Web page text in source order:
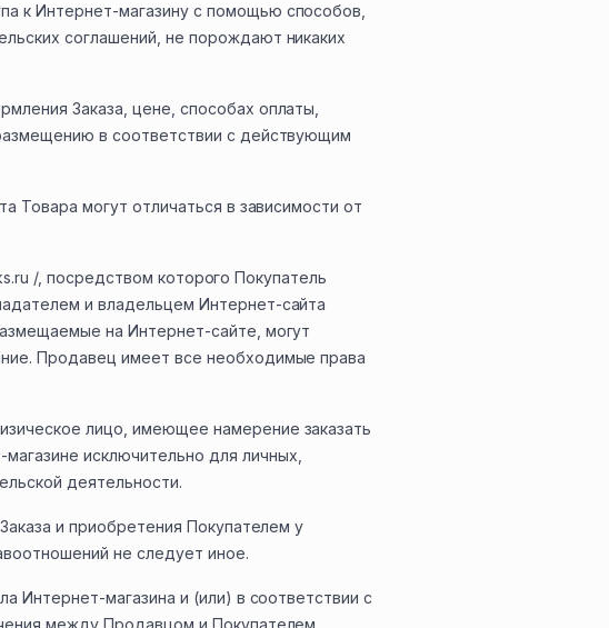
к Интернет-магазину с помощью способов,
соглашений, не порождают никаких
Заказа, цене, способах оплаты,
в соответствии с действующим
Товара могут отличаться в зависимости от
/, посредством которого Покупатель
и владельцем Интернет-сайта
на Интернет-сайте, могут
Продавец имеет все необходимые права
лицо, имеющее намерение заказать
исключительно для личных,
деятельности.
и приобретения Покупателем у
не следует иное.
Интернет-магазина и (или) в соответствии с
между Продавцом и Покупателем